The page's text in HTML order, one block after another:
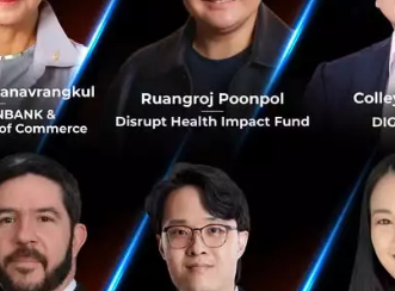
ฟเวอเรจ จำกัด (มหาชน)
ทู้ช โธมัทสุ ไชยยศ จำกัด
ปี 2562-2563)
ทยที่มุ่งเน้นการวิจัยผลิต